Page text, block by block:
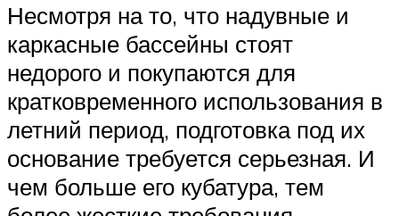
Несмотря на то, что надувные и
каркасные бассейны стоят
недорого и покупаются для
кратковременного использования в
летний период, подготовка под их
основание требуется серьезная. И
чем больше его кубатура, тем